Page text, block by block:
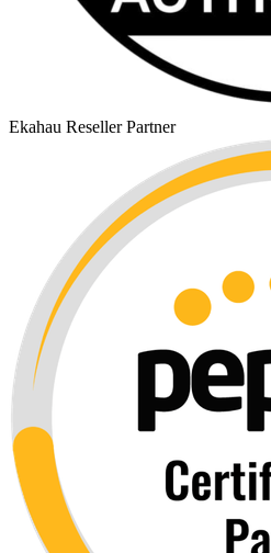
Ekahau Reseller Partner